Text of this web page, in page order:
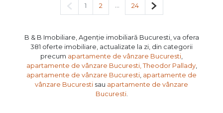
Pagina anterioară
1 2 24 Pagina următoare
B & B Imobiliare, Agenție imobiliară Bucuresti, va ofera
381 oferte imobiliare, actualizate la zi, din categorii
precum apartamente de vânzare Bucuresti
apartamente de vânzare Bucuresti, Theodor Pallady,
apartamente de vânzare Bucuresti apartamente de
vânzare Bucuresti sau apartamente de vânzare
Bucuresti.